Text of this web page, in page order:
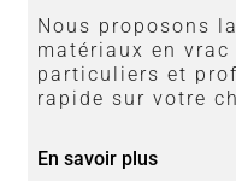
Nous proposons
matériaux en
particuliers et
rapide sur votre
En savoir plus